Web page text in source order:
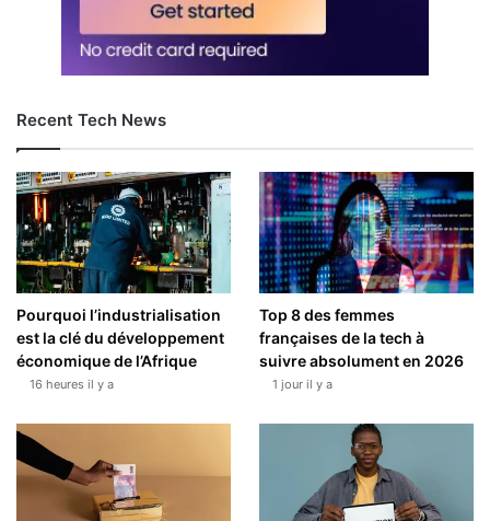
Recent Tech News
Pourquoi l’industrialisation
est la clé du développement
économique de l’Afrique
16 heures il y a
Top 8 des femmes
françaises de la tech à
suivre absolument en 2026
1 jour il y a